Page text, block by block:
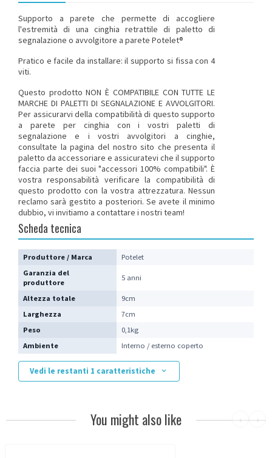
Supporto a parete che permette di accogliere
l'estremità di una cinghia retrattiledi paletto di
segnalazione o avvolgitore a parete Potelet®
Pratico e facile da installare: il supporto si fissa con 4
viti.
Questo prodotto NON È COMPATIBILE CON TUTTE LE
MARCHE DI PALETTI DI SEGNALAZIONE E AVVOLGITORI.
Per assicurarvi della compatibilità di questo supporto
a parete per cinghia con i vostri paletti di
segnalazione e i vostri avvolgitori a cinghie,
consultate la pagina del nostro sito che presenta il
paletto da accessoriare e assicuratevi che il supporto
faccia parte dei suoi "accessori 100% compatibili". È
vostra responsabilità verificare la compatibilità di
questo prodotto con la vostra attrezzatura. Nessun
reclamo sarà gestito a posteriori. Se avete il minimo
dubbio, vi invitiamo a contattare i nostri team!
Scheda tecnica
Produttore / Marca
Potelet
Garanzia del
produttore
5 anni
Altezza totale
9cm
Larghezza
7cm
Peso
0,1kg
Ambiente
Interno / esterno coperto
Vedi le restanti 1 caratteristiche
You might also like ‹ ›